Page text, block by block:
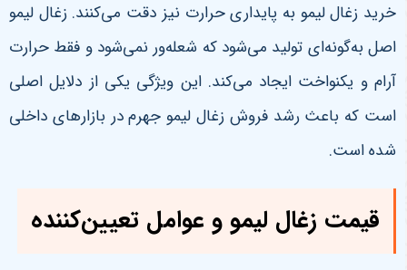
خرید زغال لیمو به پایداری حرارت نیز دقت می‌کنند. زغال لیمو
اصل به‌گونه‌ای تولید می‌شود که شعله‌ور نمی‌شود و فقط حرارت
آرام و یکنواخت ایجاد می‌کند. این ویژگی یکی از دلایل اصلی
است که باعث رشد فروش زغال لیمو جهرم در بازارهای داخلی
شده است.
قیمت زغال لیمو و عوامل تعیین‌کننده